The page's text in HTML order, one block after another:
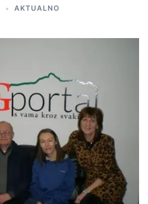
AKTUALNO